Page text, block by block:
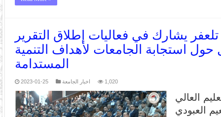
يشارك في فعاليات إطلاق التقرير
حول استجابة الجامعات لأهداف التنمية
المستدامة
2023-01-25 اخبار الجامعة 1,020
العالي
العبودي